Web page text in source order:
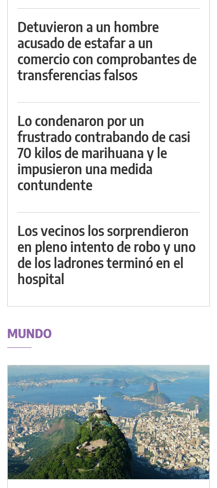
Detuvieron a un hombre
acusado de estafar a un
comercio con comprobantes de
transferencias falsos
Lo condenaron por un
frustrado contrabando de casi
70 kilos de marihuana y le
impusieron una medida
contundente
Los vecinos los sorprendieron
en pleno intento de robo y uno
de los ladrones terminó en el
hospital
MUNDO